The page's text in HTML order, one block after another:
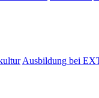
Ausbildung bei